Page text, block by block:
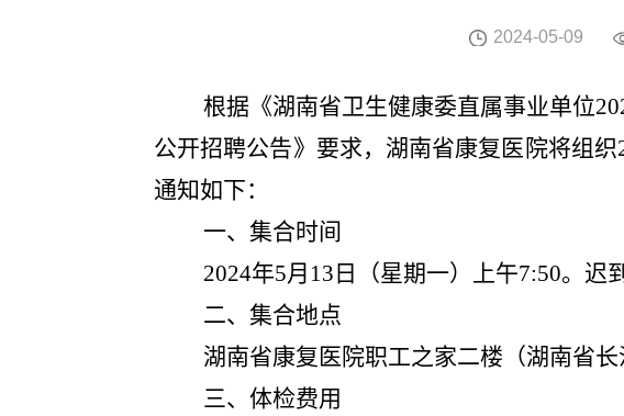
2024-05-09
根据《湖南省卫生健康委直属事业单位
公开招聘公告》 要求， 湖南省康复医院将组织
通知如下：
一、集合时间
2024年5月13日（星期一）上午7:50。迟
二、集合地点
湖南省康复医院职工之家二楼（湖南省
三、 体检费用